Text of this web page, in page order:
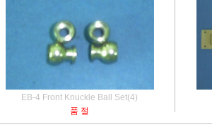
EB-4 Front Knuckle Ball Set(4)
품 절